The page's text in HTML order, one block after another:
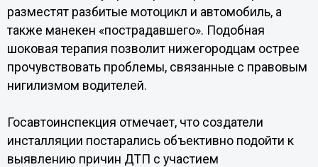
разместят разбитые мотоцикл и автомобиль, а
также манекен «пострадавшего». Подобная
шоковая терапия позволит нижегородцам острее
прочувствовать проблемы, связанные с правовым
нигилизмом водителей.
Госавтоинспекция отмечает, что создатели
инсталляции постарались объективно подойти к
выявлению причин ДТП с участием